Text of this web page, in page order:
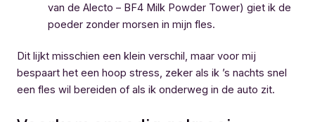
van de Alecto – BF4 Milk Powder Tower) giet ik de
poeder zonder morsen in mijn fles.
Dit lijkt misschien een klein verschil, maar voor mij
bespaart het een hoop stress, zeker als ik ’s nachts snel
een fles wil bereiden of als ik onderweg in de auto zit.